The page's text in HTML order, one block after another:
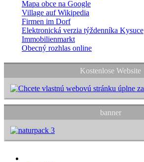
Mapa obce na Google
Village auf Wikipedia
Firmen im Dorf
Elektronická verzia týždenníka Kysuce
Immobilienmarkt
Obecný rozhlas online
Kostenlose Website
banner